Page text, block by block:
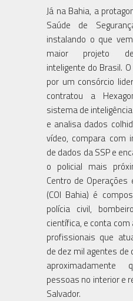
Já na Bahia, a
Saúde de
instalando o que
maior projeto de
inteligente do Brasil.
por um consórcio
contratou a
sistema de
e analisa dados
vídeo, compara com
de dados da SSP e
o policial mais
Centro de Operações
(COI Bahia) é
polícia civil,
científica, e conta
profissionais que
de dez mil agentes
pessoas no interior e
Salvador.